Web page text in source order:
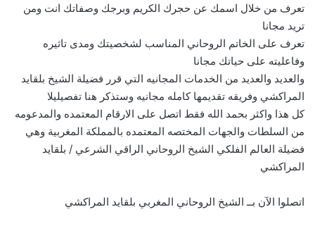
تعرف من خلال اسمك عن حجرك الكريم وبرجك وصفاتك انت ومن
تريد مجانا
تعرف على الخاتم الروحاني المناسب لشخصيتك ومدى تاثيره
وفاعليته على حياتك مجانا
والعديد والعديد من الخدمات المجانيه التي قرر فضيلة الشيخ بلقايد
المراكشي وفريقه تقديمها كامله مجانيه وستذكر هنا تفصيليلا
كل هذا واكثر بحمد الله فقط اتصل على الارقام المعتمده والمدعومه
من السلطات والجهات المختصه المعتمده بالمملكة المغربية وهي
فضيلة العالم الفلكي الشيخ الروحاني الراقي الشرعي / بلقايد
المراكشي
اتصلوا الآن بــ الشيخ الروحاني المغربي بلقايد المراكشي